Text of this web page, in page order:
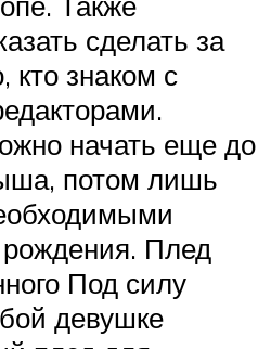
сделать за
кто знаком с
начать еще до
потом лишь
Плед
Под силу
девушке